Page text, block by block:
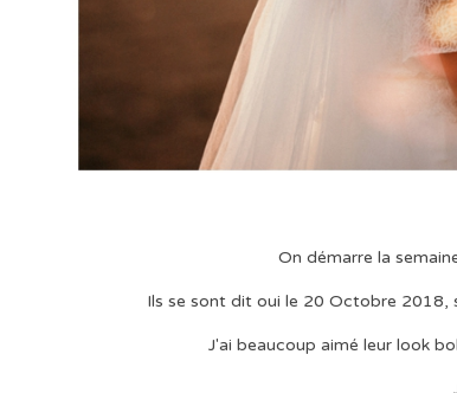
On démarre la
Ils se sont dit oui le 20 Octobre 2018,
J'ai beaucoup aimé leur look